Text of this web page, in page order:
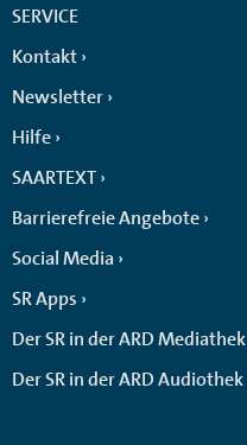
SERVICE
Kontakt
Newsletter
Hilfe
SAARTEXT
Barrierefreie Angebote
Social Media
SR Apps
Der SR in der ARD Mediathek
Der SR in der ARD Audiothek